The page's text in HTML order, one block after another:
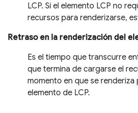
LCP. Si el elemento LCP no
recursos para renderizarse,
Retraso en la renderización del
Es el tiempo que transcurre
que termina de cargarse el
momento en que se
elemento de LCP.